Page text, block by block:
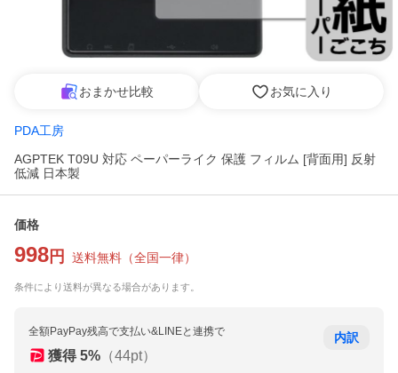
おまかせ比較 お気に入り
PDA工房
AGPTEK T09U 対応 ペーパーライク 保護 フィルム [背面用] 反射
低減 日本製
価格
998 円 送料無料 （全国一律）
条件により送料が異なる場合があります。
全額PayPay残高で支払い&LINEと連携で
獲得 5% （44pt）
内訳